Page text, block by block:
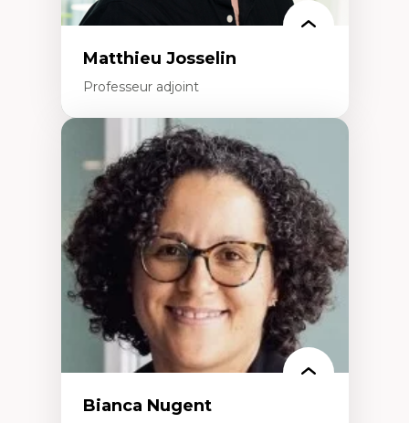
Matthieu Josselin
Professeur adjoint
Expertises
Ethnographie critique des environnements
d’apprentissage des étudiant.e.s
Approche transdisciplinaire des
compétences socioaffectives et
interculturelles
Didactique des langues secondes et
compétence pragmatique
Andragogie
Méthodologies de recherche qualitative
Bianca Nugent